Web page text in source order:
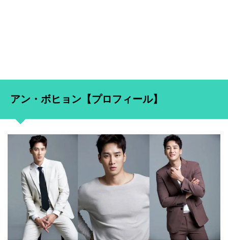
アン・ボヒョン【プロフィール】